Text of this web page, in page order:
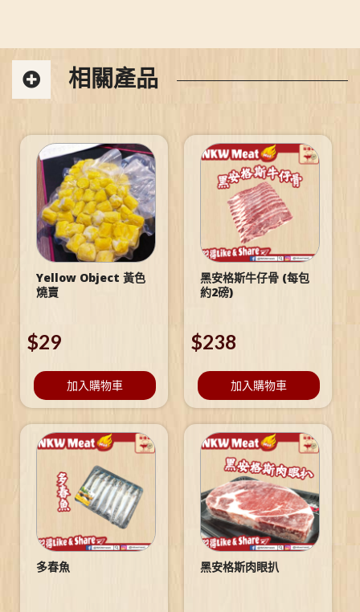
相關產品
Yellow Object 黃色
燒賣
$29
加入購物車
黑安格斯牛仔骨 (每包
約2磅)
$238
加入購物車
多春魚 黑安格斯肉眼扒